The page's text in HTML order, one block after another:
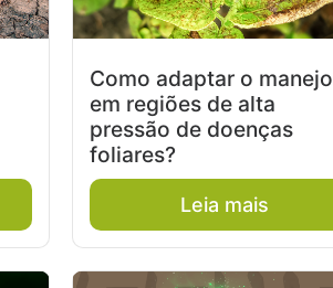
Como adaptar o manejo
em regiões de alta
pressão de doenças
foliares?
Leia mais